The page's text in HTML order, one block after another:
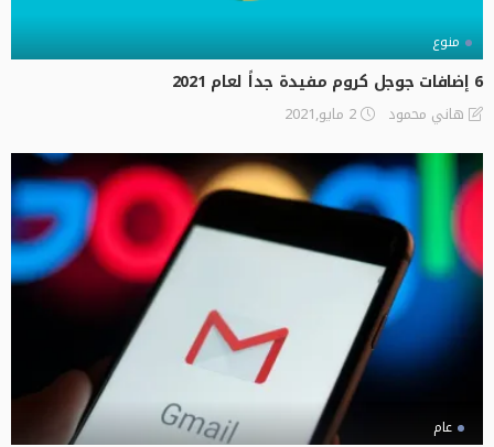
منوع
6 إضافات جوجل كروم مفيدة جداً لعام 2021
هاني محمود 2 مايو,2021
عام